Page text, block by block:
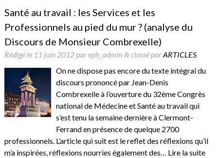
Santé au travail : les Services et les
Professionnels au pied du mur ? (analyse du
Discours de Monsieur Combrexelle)
Rédigé le 11 juin 2012pareph_admin &classé parARTICLES.
On ne dispose pas encore du texte intégral du
discours prononcé par Jean-Denis
Combrexelle à l’ouverture du 32ème Congrès
national de Médecine et Santé au travail qui
s’est tenu la semaine dernière à Clermont-
Ferrand en présence de quelque 2700
professionnels. L’article qui suit est le reflet des réflexions qu’il
m’a inspirées, réflexions nourries également des… Lire la suite